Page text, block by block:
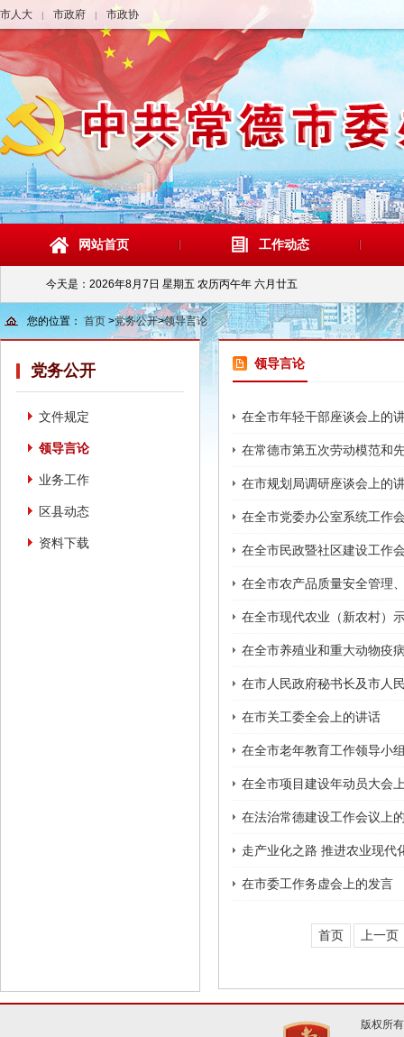
市人大 | 市政府 | 市政协
网站首页 工作动态
今天是： 2026年8月7日 星期五 农历丙午年 六月廿五
您的位置： 首页 >党务公开>领导言论
党务公开
文件规定
领导言论
业务工作
区县动态
资料下载
领导言论
在全市年轻干部座谈会上的
在常德市第五次劳动模范和
在市规划局调研座谈会上的
在全市党委办公室系统工作
在全市民政暨社区建设工作
在全市农产品质量安全管理
在全市现代农业（新农村）
在全市养殖业和重大动物疫
在市人民政府秘书长及市人
在市关工委全会上的讲话
在全市老年教育工作领导小
在全市项目建设年动员大会
在法治常德建设工作会议上
走产业化之路 推进农业现代
在市委工作务虚会上的发言
首页 上一页
版权所